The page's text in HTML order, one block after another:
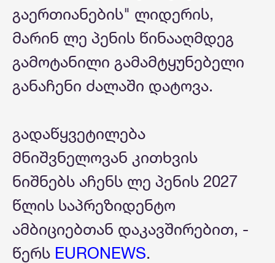
გაერთიანების" ლიდერის,
მარინ ლე პენის წინააღმდეგ
გამოტანილი გამამტყუნებელი
განაჩენი ძალაში დატოვა.
გადაწყვეტილება
მნიშვნელოვან კითხვის
ნიშნებს აჩენს ლე პენის 2027
წლის საპრეზიდენტო
ამბიციებთან დაკავშირებით, -
წერს EURONEWS.